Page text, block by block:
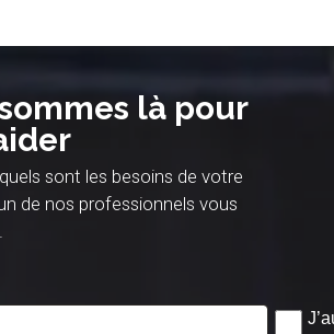
là pour
sont les besoins de votre
de nos professionnels vous